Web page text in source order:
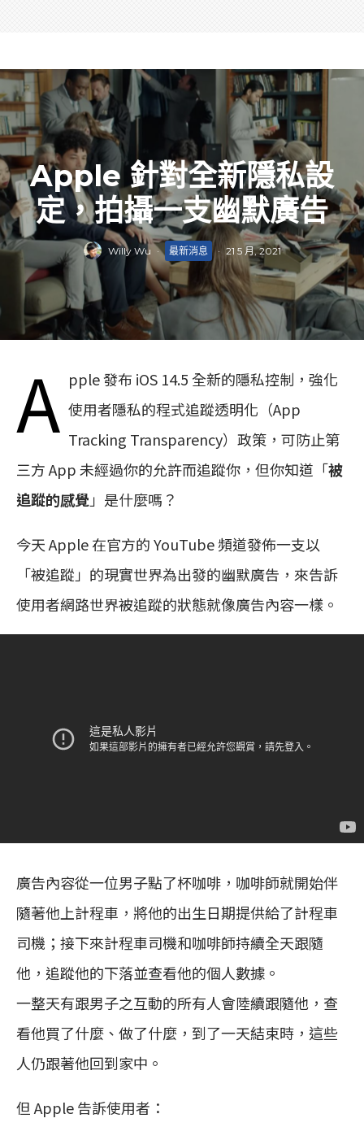
Apple 針對全新隱私設
定，拍攝一支幽默廣告
Willy Wu · 最新消息 · 21 5 月, 2021
A pple 發布 iOS 14.5 全新的隱私控制，強化
使用者隱私的程式追蹤透明化（App
Tracking Transparency）政策，可防止第
三方 App 未經過你的允許而追蹤你，但你知道「被
追蹤的感覺」是什麼嗎？
今天 Apple 在官方的 YouTube 頻道發佈一支以
「被追蹤」的現實世界為出發的幽默廣告，來告訴
使用者網路世界被追蹤的狀態就像廣告內容一樣。
廣告內容從一位男子點了杯咖啡，咖啡師就開始伴
隨著他上計程車，將他的出生日期提供給了計程車
司機；接下來計程車司機和咖啡師持續全天跟隨
他，追蹤他的下落並查看他的個人數據。
一整天有跟男子之互動的所有人會陸續跟隨他，查
看他買了什麼、做了什麼，到了一天結束時，這些
人仍跟著他回到家中。
但 Apple 告訴使用者：